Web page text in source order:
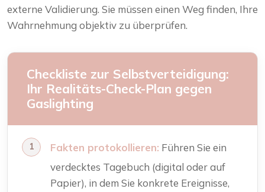
externe Validierung. Sie müssen einen Weg finden, Ihre
Wahrnehmung objektiv zu überprüfen.
Checkliste zur Selbstverteidigung:
Ihr Realitäts-Check-Plan gegen
Gaslighting
Fakten protokollieren: Führen Sie ein
verdecktes Tagebuch (digital oder auf
Papier), in dem Sie konkrete Ereignisse,